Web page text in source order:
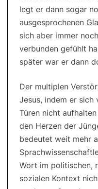
legt er dann sogar
ausgesprochenen
sich aber immer
verbunden gefühlt
später war er dann
Der multiplen
Jesus, indem er sich
Türen nicht
den Herzen der
bedeutet weit mehr
Wort im politischen,
sozialen Kontext